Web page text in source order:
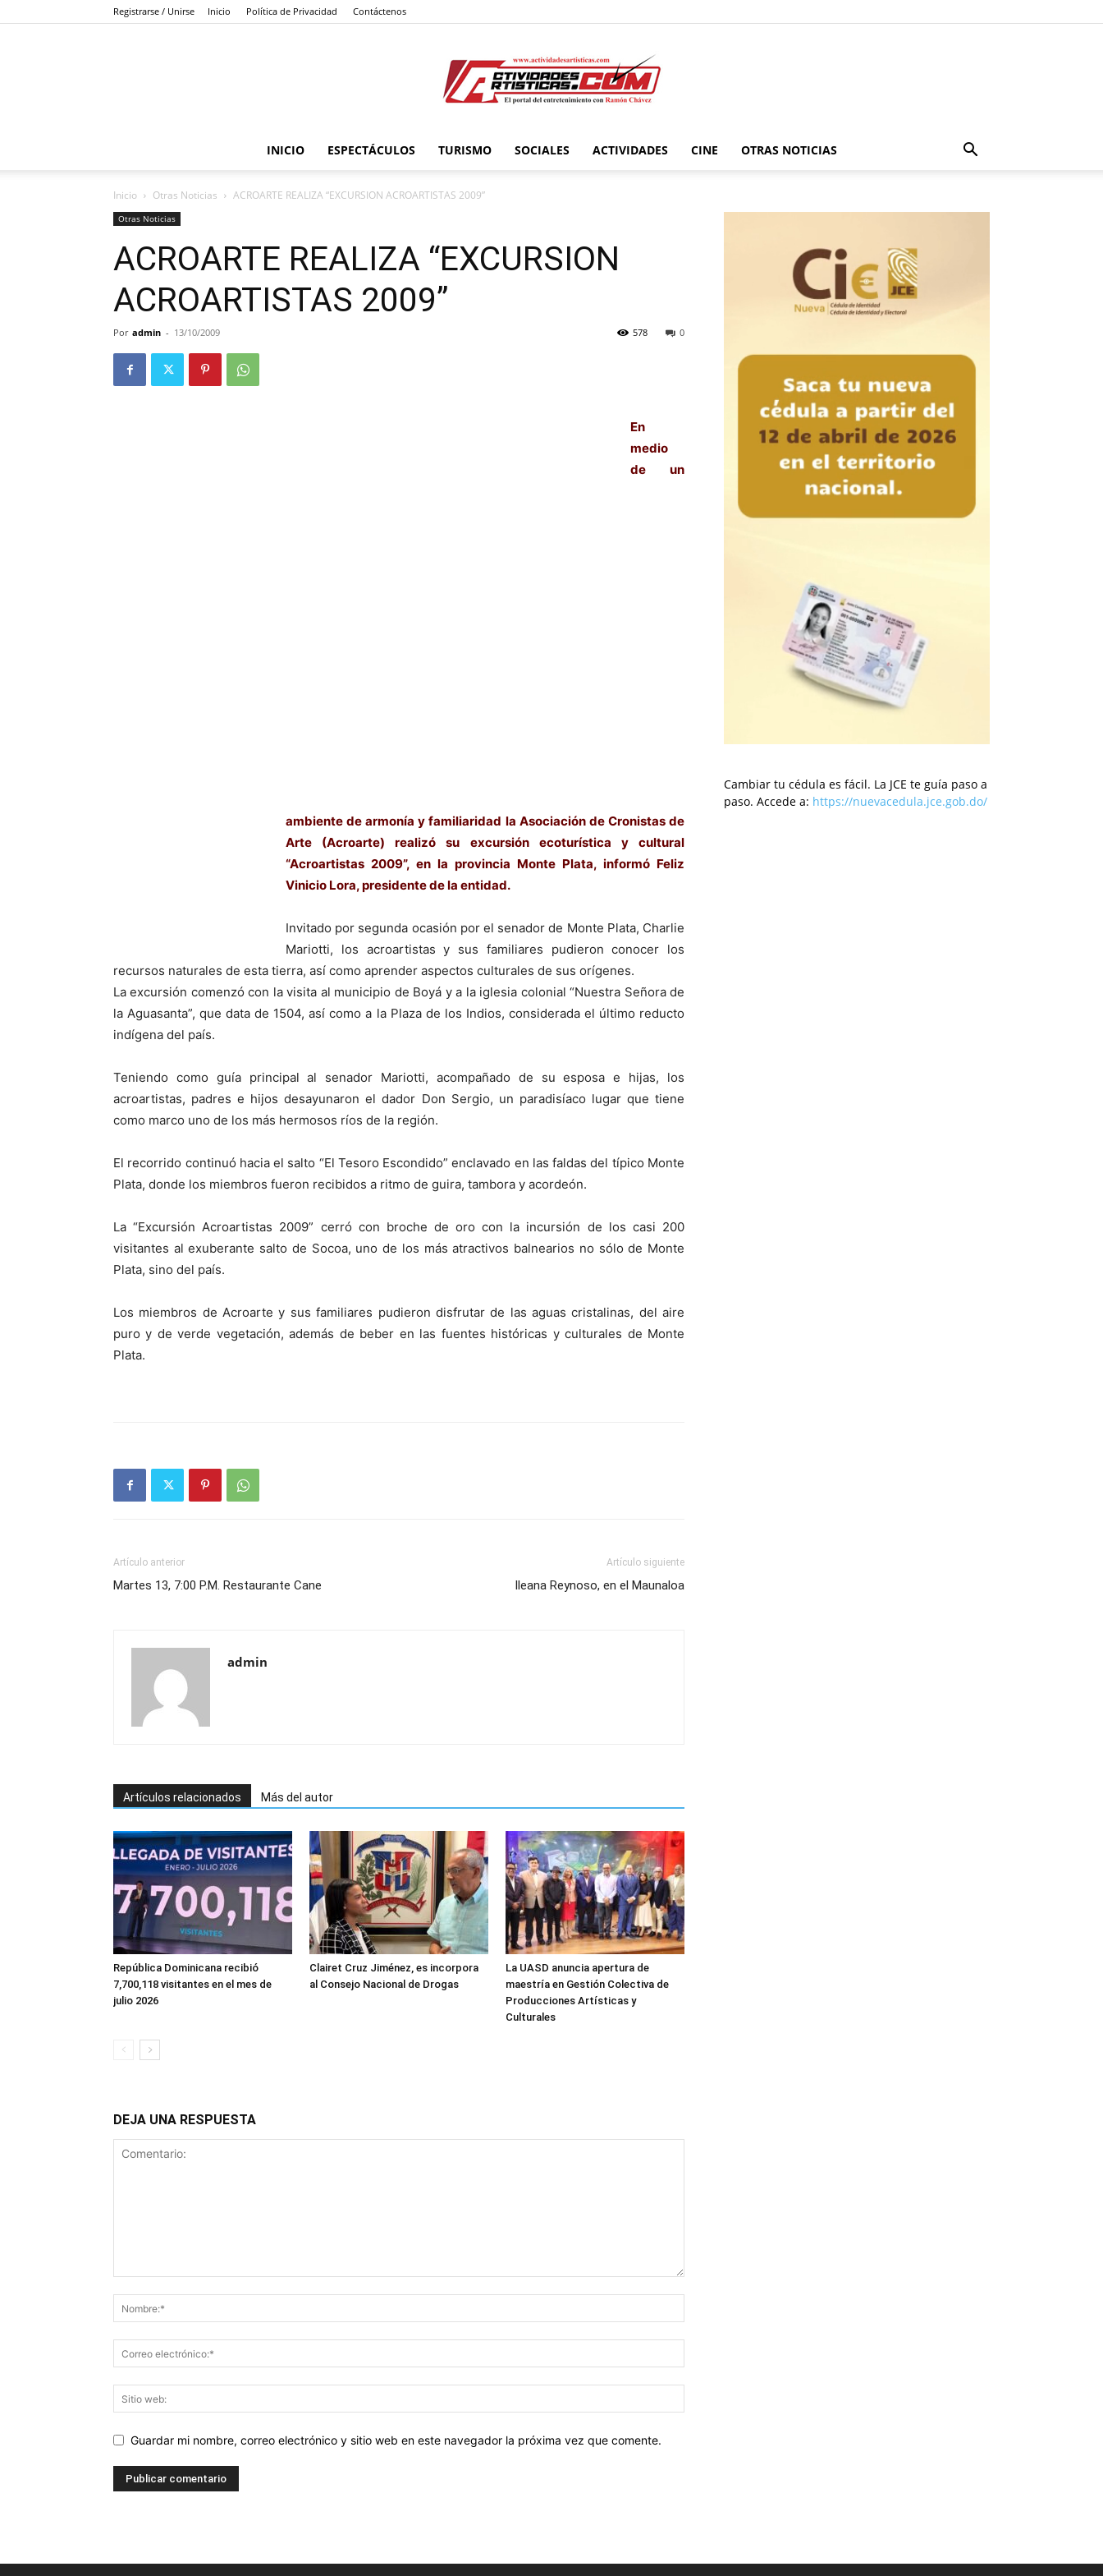
Registrarse / Unirse Inicio Política de Privacidad Contáctenos
Actividadesartisticas.com
INICIO ESPECTÁCULOS TURISMO SOCIALES ACTIVIDADES CINE OTRAS NOTICIAS
Inicio Otras Noticias ACROARTE REALIZA “EXCURSION ACROARTISTAS 2009”
Otras Noticias
ACROARTE REALIZA “EXCURSION
ACROARTISTAS 2009”
Por admin - 13/10/2009 0
578
En
medio
de un
ambiente de armonía y familiaridad la Asociación de Cronistas de
Arte (Acroarte) realizó su excursión ecoturística y cultural
“Acroartistas 2009”, en la provincia Monte Plata, informó Feliz
Vinicio Lora, presidente de la entidad.
Invitado por segunda ocasión por el senador de Monte Plata, Charlie
Mariotti, los acroartistas y sus familiares pudieron conocer los
recursos naturales de esta tierra, así como aprender aspectos culturales de sus orígenes.
La excursión comenzó con la visita al municipio de Boyá y a la iglesia colonial “Nuestra Señora de
la Aguasanta”, que data de 1504, así como a la Plaza de los Indios, considerada el último reducto
indígena del país.
Teniendo como guía principal al senador Mariotti, acompañado de su esposa e hijas, los
acroartistas, padres e hijos desayunaron el dador Don Sergio, un paradisíaco lugar que tiene
como marco uno de los más hermosos ríos de la región.
El recorrido continuó hacia el salto “El Tesoro Escondido” enclavado en las faldas del típico Monte
Plata, donde los miembros fueron recibidos a ritmo de guira, tambora y acordeón.
La “Excursión Acroartistas 2009” cerró con broche de oro con la incursión de los casi 200
visitantes al exuberante salto de Socoa, uno de los más atractivos balnearios no sólo de Monte
Plata, sino del país.
Los miembros de Acroarte y sus familiares pudieron disfrutar de las aguas cristalinas, del aire
puro y de verde vegetación, además de beber en las fuentes históricas y culturales de Monte
Plata.
Artículo anterior
Martes 13, 7:00 P.M. Restaurante Cane
Artículo siguiente
Ileana Reynoso, en el Maunaloa
admin
Artículos relacionados Más del autor
República Dominicana recibió
7,700,118 visitantes en el mes de
julio 2026
Clairet Cruz Jiménez, es incorpora
al Consejo Nacional de Drogas
La UASD anuncia apertura de
maestría en Gestión Colectiva de
Producciones Artísticas y
Culturales
DEJA UNA RESPUESTA
Guardar mi nombre, correo electrónico y sitio web en este navegador la próxima vez que comente.
Cambiar tu cédula es fácil. La JCE te guía paso a
paso. Accede a: https://nuevacedula.jce.gob.do/